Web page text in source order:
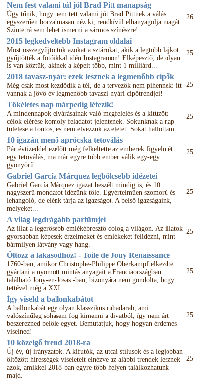
Nem fest valami túl jól Brad Pitt manapság
Úgy tűnik, hogy nem tett valami jót Brad Pittnek a válás:
egyszerűen borzalmasan néz ki, rendkívül elhanyagolja magát.
Szinte rá sem lehet ismerni a sármos színészre!
26
2015 legkedveltebb Instagram oldalai
Most összegyűjtöttük azokat a sztárokat, akik a legtöbb lájkot
gyűjtötték a fotóikkal idén Instagramon! Elképesztő, de olyan
is van köztük, akinek a képeit több, mint 1 milliárd...
25
2018 tavasz-nyár: ezek lesznek a legmenőbb cipők
Még csak most kezdődik a tél, de a tervezők nem pihennek: itt
vannak a jövő év legmenőbb tavaszi-nyári cipőtrendjei!
25
Tökéletes nap márpedig létezik!
A mindennapok elvárásainak való megfelelés és a kitűzött
célok elérése komoly feladatot jelentenek. Sokunknak a nap
túlélése a fontos, és nem élvezzük az életet. Sokat hallottam...
25
10 igazán menő aprócska tetoválás
Pár évtizeddel ezelőtt még felkeltette az emberek figyelmét
egy tetoválás, ma már egyre több ember válik egy-egy
gyönyörű...
25
Gabriel García Márquez legbölcsebb idézetei
Gabriel García Márquez igazat beszélt mindig is, és 10
nagyszerű mondatot idézünk tőle. Egyértelműen szomorú és
lehangoló, de elénk tárja az igazságot. A belső igazságaink,
melyeket...
25
A világ legdrágább parfümjei
Az illat a legerősebb emlékébresztő dolog a világon. Az illatok
gyorsabban képesek érzelmeket és emlékeket felidézni, mint
bármilyen látvány vagy hang.
25
Öltözz a lakásodhoz! - Toile de Jouy Renaissance
1760-ban, amikor Christophe-Philippe Oberkampf elkezdte
gyártani a nyomott mintás anyagait a Franciaországban
található Jouy-en-Josas -ban, bizonyára nem gondolta, hogy
tettével még a XXI....
25
Így viseld a ballonkabátot
A ballonkabát egy olyan klasszikus ruhadarab, ami
valószínűleg sohasem fog kimenni a divatból, így nem árt
beszerezned belőle egyet. Bemutatjuk, hogy hogyan érdemes
viselned!
25
10 közelgő trend 2018-ra
Új év, új irányzatok. A kifutók, az utcai stílusok és a legjobban
öltözött hírességek viseleteit elnézve az alábbi trendek lesznek
azok, amikkel 2018-ban egyre több helyen találkozhatunk
majd.
25